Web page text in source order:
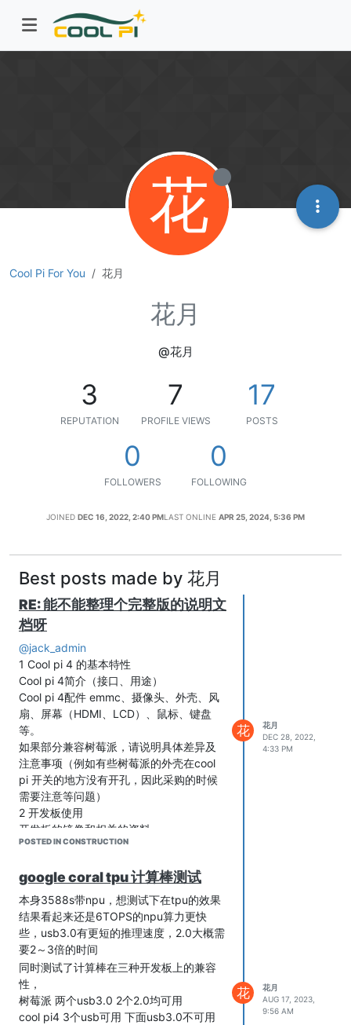
Cool Pi For You 花月
花
花月
@花月
3
REPUTATION
7
PROFILE VIEWS
17
POSTS
0
FOLLOWERS
0
FOLLOWING
JOINED DEC 16, 2022, 2:40 PMLAST ONLINE APR 25, 2024, 5:36 PM
Best posts made by 花月
RE: 能不能整理个完整版的说明文
档呀
@jack_admin
1 Cool pi 4 的基本特性
Cool pi 4简介（接口、用途）
Cool pi 4配件 emmc、摄像头、外壳、风
扇、屏幕（HDMI、LCD）、鼠标、键盘
等。
如果部分兼容树莓派，请说明具体差异及
注意事项（例如有些树莓派的外壳在cool
pi 开关的地方没有开孔，因此采购的时候
需要注意等问题）
2 开发板使用
开发板的镜像和相关的资料
Ubuntu镜像、Debain镜像、Android镜像
Cool pi 4简单配置及常用环境配置、如中
文环境、输入法、python
语音、拍摄、网络、远程（文件传输）
开发板信息（温度等系统信息）
3 外设
串口调试
开发板40pin引脚说明
40pin接口GPIO、UART、I2C 、SPI和
PWM
POSTED IN CONSTRUCTION
花
花月
DEC 28, 2022,
4:33 PM
google coral tpu 计算棒测试
本身3588s带npu，想测试下在tpu的效果
结果看起来还是6TOPS的npu算力更快
些，usb3.0有更短的推理速度，2.0大概需
要2～3倍的时间
同时测试了计算棒在三种开发板上的兼容
性，
树莓派 两个usb3.0 2个2.0均可用
cool pi4 3个usb可用 下面usb3.0不可用
花
花月
AUG 17, 2023,
9:56 AM